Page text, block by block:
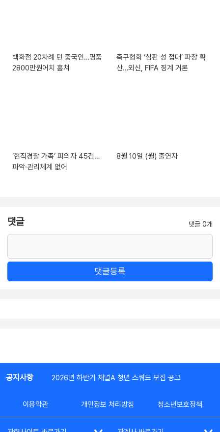
백화점 20차례 턴 중국인…명품
2800만원어치 훔쳐
축구협회 ‘심판 성 접대’ 파장 확
산…외신, FIFA 징계 거론
‘현직경찰 가족’ 피의자 45건…
파악·관리체계 없어
8월 10일 (월) 출연자
댓글 댓글 0개
댓글등록
공지사항 2026년 하반기 채널A 청년 스쿼드 모집 공고
이용약관 개인정보 처리방침 청소년보호정책